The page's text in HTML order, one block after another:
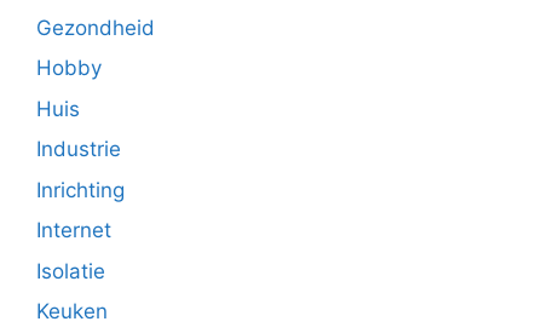
Gezondheid
Hobby
Huis
Industrie
Inrichting
Internet
Isolatie
Keuken